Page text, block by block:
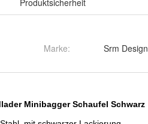
Produktsicherheit
Marke: Srm Design